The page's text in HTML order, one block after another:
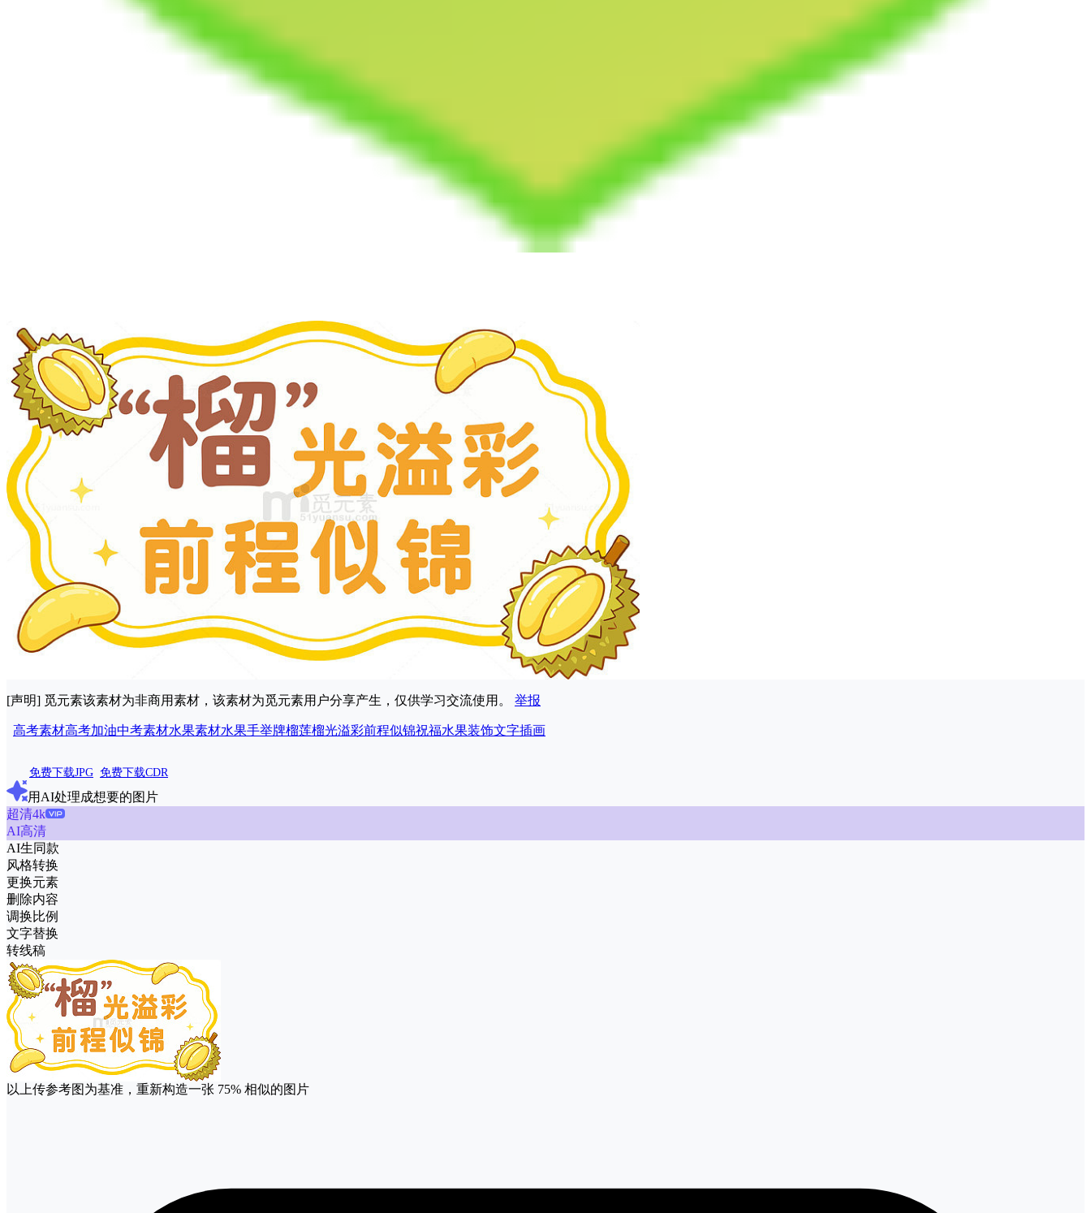
[声明] 觅元素该素材为非商用素材，该素材为觅元素用户分享产生，仅供学习交流使用。 举报
高考素材高考加油中考素材水果素材水果手举牌榴莲榴光溢彩前程似锦祝福水果装饰文字插画
免费下载JPG 免费下载CDR
用AI处理成想要的图片
超清4k
AI高清
AI生同款
风格转换
更换元素
删除内容
调换比例
文字替换
转线稿
以上传参考图为基准，重新构造一张 75% 相似的图片